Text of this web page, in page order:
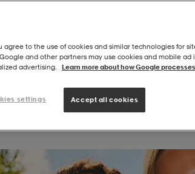
agree to the use of cookies and similar technologies for
and other partners may use cookies and mobile ad
advertising.
Learn more about how Google
settings Accept all cookies